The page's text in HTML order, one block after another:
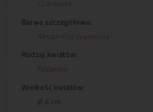
Czerwona
Barwa szczegółowa:
Aksamitno czerwona
Rodzaj kwiatów:
Półpełne
Wielkość kwiatów:
Ø 6 cm